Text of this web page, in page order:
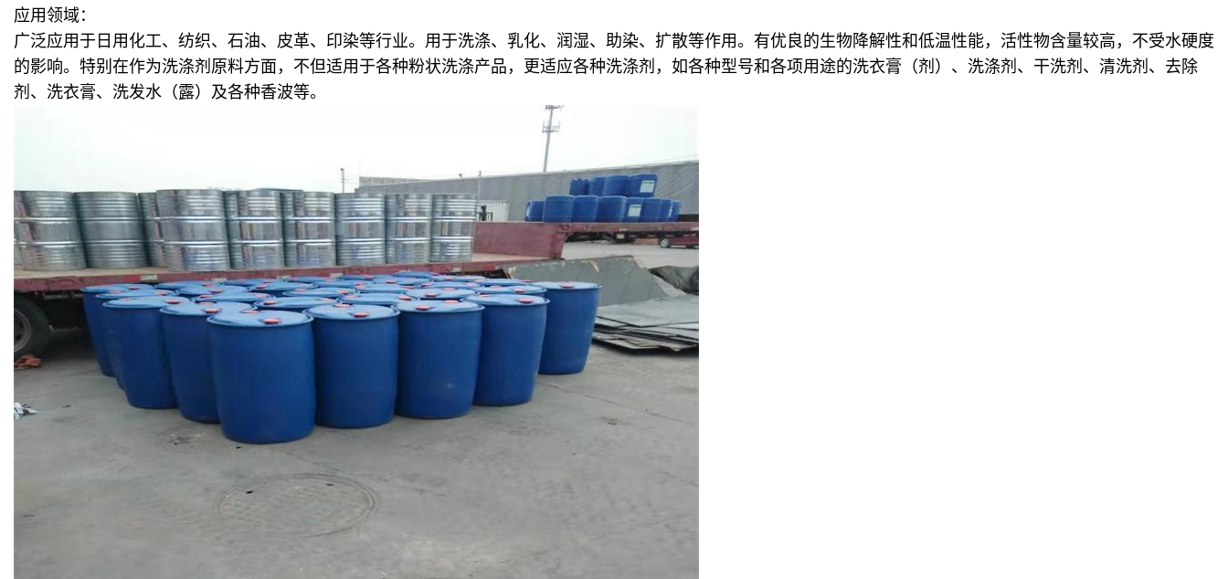
应用领域：
广泛应用于日用化工、纺织、石油、皮革、印染等行业。用于洗涤、乳化、润湿、助染、扩散等作用。有优良的生物降解性和低温性能，活性物含量较高，不受水硬度
的影响。特别在作为洗涤剂原料方面，不但适用于各种粉状洗涤产品，更适应各种洗涤剂，如各种型号和各项用途的洗衣膏（剂）、洗涤剂、干洗剂、清洗剂、去除
剂、洗衣膏、洗发水（露）及各种香波等。